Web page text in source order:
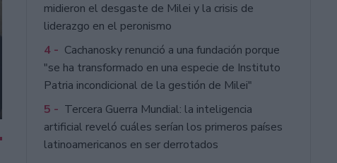
midieron el desgaste de Milei y la crisis de
liderazgo en el peronismo
4 - Cachanosky renunció a una fundación porque
"se ha transformado en una especie de Instituto
Patria incondicional de la gestión de Milei"
5 - Tercera Guerra Mundial: la inteligencia
artificial reveló cuáles serían los primeros países
latinoamericanos en ser derrotados